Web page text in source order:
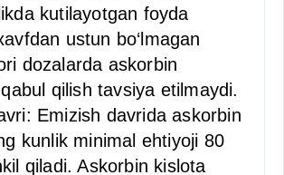
kutilayotgan foyda
ustun bo‘lmagan
dozalarda askorbin
qilish tavsiya etilmaydi.
Emizish davrida askorbin
kunlik minimal ehtiyoji 80
qiladi. Askorbin kislota